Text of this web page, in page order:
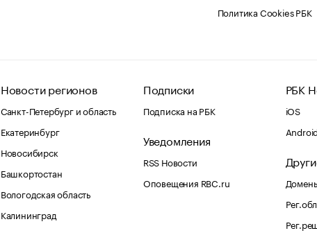
Политика Cookies РБК
Новости регионов
Санкт-Петербург и область
Екатеринбург
Новосибирск
Башкортостан
Вологодская область
Калининград
Подписки
Подписка на РБК
Уведомления
RSS Новости
Оповещения RBC.ru
РБК
iOS